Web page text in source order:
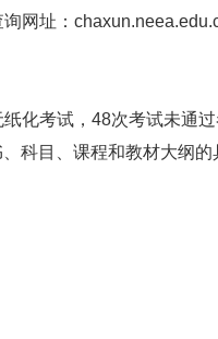
网址：
考试，48次考试未通过
目、课程和教材大纲的